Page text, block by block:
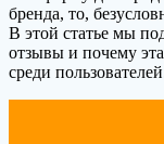
бренда, то,
В этой статье мы
отзывы и почему
среди